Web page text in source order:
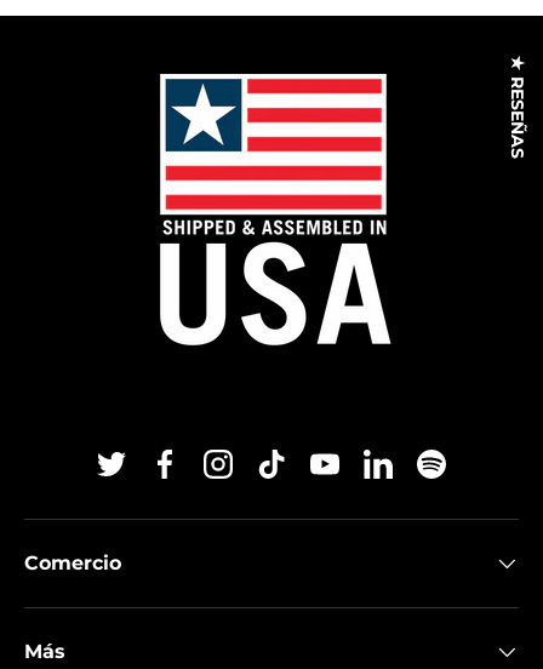
TwitterFacebookInstagram
TikTokYouTubeLinkedinSpotify
Comercio
Más
★ RESEÑAS